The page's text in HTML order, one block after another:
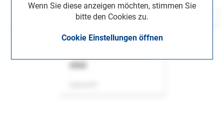
Wenn Sie diese anzeigen möchten, stimmen Sie
bitte den Cookies zu.
Cookie Einstellungen öffnen